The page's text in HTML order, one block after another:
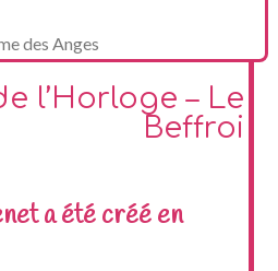
des Anges
l’Horloge – Le
Beffroi
a été créé en